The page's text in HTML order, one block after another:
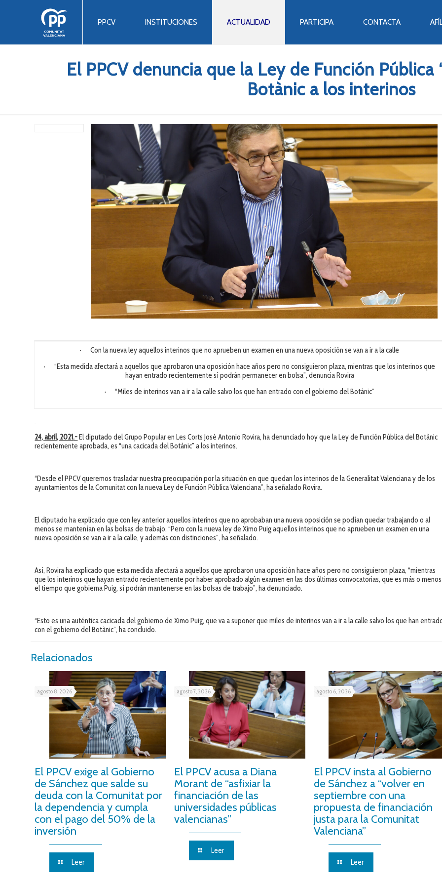
PPCV INSTITUCIONES ACTUALIDAD PARTICIPA CONTACTA
El PPCV denuncia que la Ley de Función Pública
Botànic a los interinos
· Con la nueva ley aquellos interinos que no aprueben un examen en una nueva oposición se van a ir a la calle
· “Esta medida afectará a aquellos que aprobaron una oposición hace años pero no consiguieron plaza, mientras que los interinos que
hayan entrado recientemente sí podrán permanecer en bolsa”, denuncia Rovira
· “Miles de interinos van a ir a la calle salvo los que han entrado con el gobierno del Botànic”
24, abril, 2021.- El diputado del Grupo Popular en Les Corts José Antonio Rovira, ha denunciado hoy que la Ley de Función Pública del Botànic
recientemente aprobada, es “una cacicada del Botànic” a los interinos.
“Desde el PPCV queremos trasladar nuestra preocupación por la situación en que quedan los interinos de la Generalitat Valenciana y de los
ayuntamientos de la Comunitat con la nueva Ley de Función Pública Valenciana”, ha señalado Rovira.
El diputado ha explicado que con ley anterior aquellos interinos que no aprobaban una nueva oposición se podían quedar trabajando o al
menos se mantenían en las bolsas de trabajo. “Pero con la nueva ley de Ximo Puig aquellos interinos que no aprueben un examen en una
nueva oposición se van a ir a la calle, y además con distinciones”, ha señalado.
Así, Rovira ha explicado que esta medida afectará a aquellos que aprobaron una oposición hace años pero no consiguieron plaza, “mientras
que los interinos que hayan entrado recientemente por haber aprobado algún examen en las dos últimas convocatorias, que es más o menos
el tiempo que gobierna Puig, sí podrán mantenerse en las bolsas de trabajo”, ha denunciado.
“Esto es una auténtica cacicada del gobierno de Ximo Puig, que va a suponer que miles de interinos van a ir a la calle salvo los que han
con el gobierno del Botànic”, ha concluido.
Relacionados
agosto 8, 2026
El PPCV exige al Gobierno
de Sánchez que salde su
deuda con la Comunitat por
la dependencia y cumpla
con el pago del 50% de la
inversión
Leer
agosto 7, 2026
El PPCV acusa a Diana
Morant de “asfixiar la
financiación de las
universidades públicas
valencianas”
Leer
agosto 6, 2026
El PPCV insta al Gobierno
de Sánchez a “volver en
septiembre con una
propuesta de financiación
justa para la Comunitat
Valenciana”
Leer